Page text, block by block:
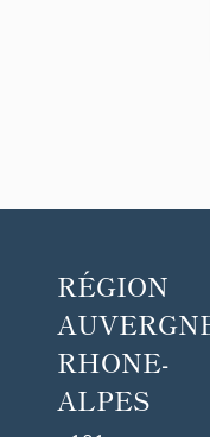
RÉGION
RHONE-
ALPES